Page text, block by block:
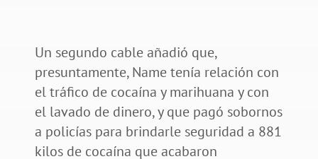
Un segundo cable añadió que,
presuntamente, Name tenía relación con
el tráfico de cocaína y marihuana y con
el lavado de dinero, y que pagó sobornos
a policías para brindarle seguridad a 881
kilos de cocaína que acabaron